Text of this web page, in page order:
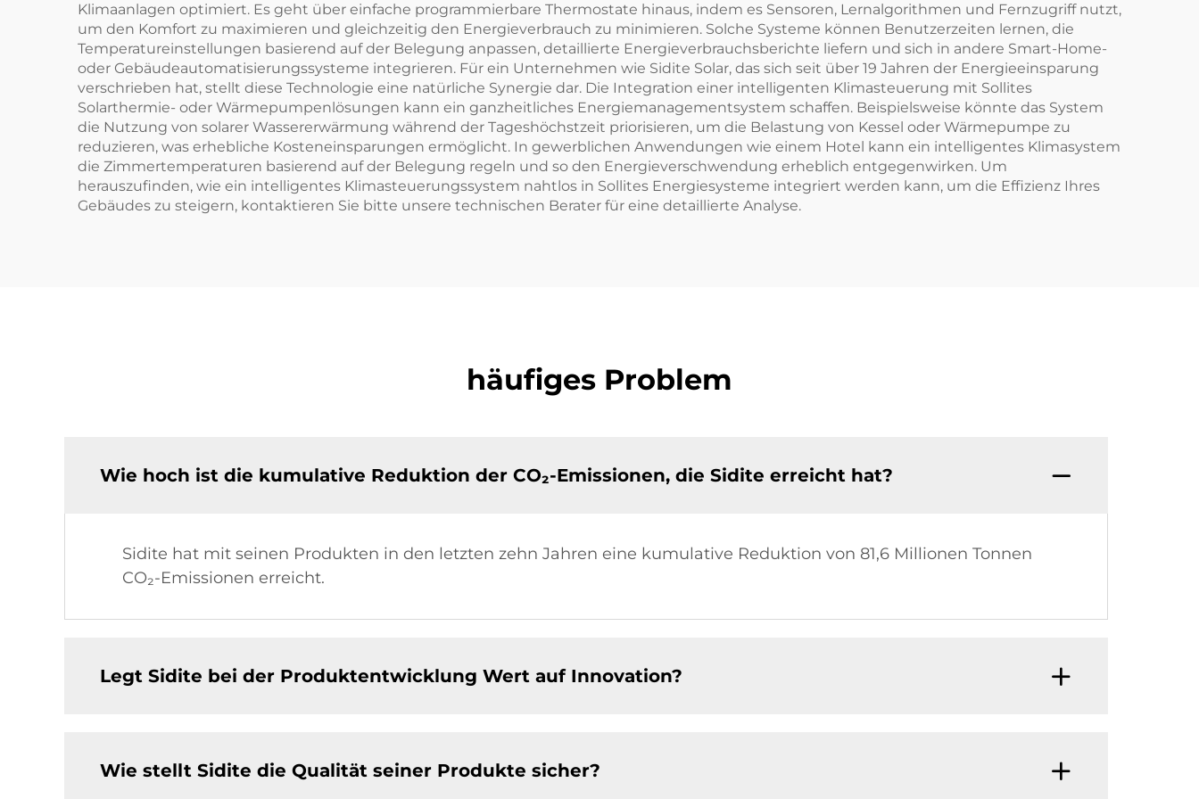
Haushalte
Klimaanlagen optimiert. Es geht über einfache programmierbare Thermostate hinaus, indem es Sensoren, Lernalgorithmen und Fernzugriff nutzt,
um den Komfort zu maximieren und gleichzeitig den Energieverbrauch zu minimieren. Solche Systeme können Benutzerzeiten lernen, die
Temperatureinstellungen basierend auf der Belegung anpassen, detaillierte Energieverbrauchsberichte liefern und sich in andere Smart-Home-
oder Gebäudeautomatisierungssysteme integrieren. Für ein Unternehmen wie Sidite Solar, das sich seit über 19 Jahren der Energieeinsparung
verschrieben hat, stellt diese Technologie eine natürliche Synergie dar. Die Integration einer intelligenten Klimasteuerung mit Sollites
Solarthermie- oder Wärmepumpenlösungen kann ein ganzheitliches Energiemanagementsystem schaffen. Beispielsweise könnte das System
die Nutzung von solarer Wassererwärmung während der Tageshöchstzeit priorisieren, um die Belastung von Kessel oder Wärmepumpe zu
reduzieren, was erhebliche Kosteneinsparungen ermöglicht. In gewerblichen Anwendungen wie einem Hotel kann ein intelligentes Klimasystem
die Zimmertemperaturen basierend auf der Belegung regeln und so den Energieverschwendung erheblich entgegenwirken. Um
herauszufinden, wie ein intelligentes Klimasteuerungssystem nahtlos in Sollites Energiesysteme integriert werden kann, um die Effizienz Ihres
Gebäudes zu steigern, kontaktieren Sie bitte unsere technischen Berater für eine detaillierte Analyse.
häufiges Problem
Wie hoch ist die kumulative Reduktion der CO₂-Emissionen, die Sidite erreicht hat?
Sidite hat mit seinen Produkten in den letzten zehn Jahren eine kumulative Reduktion von 81,6 Millionen Tonnen
CO₂-Emissionen erreicht.
Legt Sidite bei der Produktentwicklung Wert auf Innovation?
Wie stellt Sidite die Qualität seiner Produkte sicher?